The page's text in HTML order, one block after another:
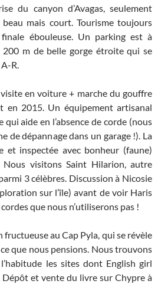
du canyon d’Avagas, seulement
mais court. Tourisme toujours
ébouleuse. Un parking est à
m de belle gorge étroite qui se
R.
en voiture + marche du gouffre
en 2015. Un équipement artisanal
qui aide en l’absence de corde (nous
de dépannage dans un garage !). La
et inspectée avec bonheur (faune)
Nous visitons Saint Hilarion, autre
3 célèbres. Discussion à Nicosie
sur l’île) avant de voir Haris
que nous n’utiliserons pas !
fructueuse au Cap Pyla, qui se révèle
que nous pensions. Nous trouvons
les sites dont English girl
et vente du livre sur Chypre à